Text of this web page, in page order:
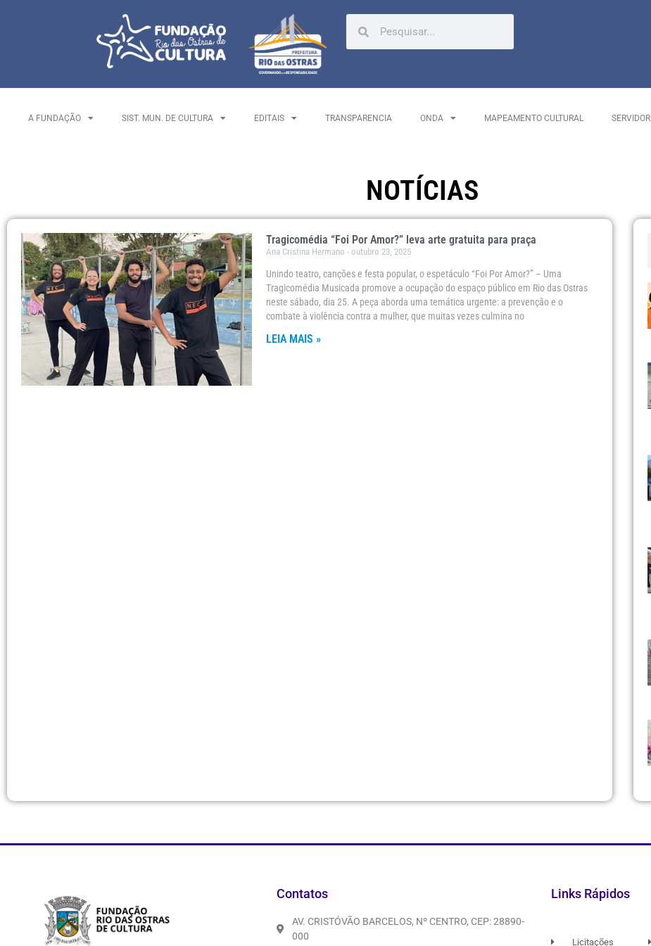
A FUNDAÇÃO SIST. MUN. DE CULTURA EDITAIS TRANSPARENCIA ONDA MAPEAMENTO CULTURAL SERVIDOR
NOTÍCIAS
Tragicomédia “Foi Por Amor?” leva arte gratuita para praça
Ana Cristina Hermano outubro 23, 2025
Unindo teatro, canções e festa popular, o espetáculo “Foi Por Amor?” – Uma
Tragicomédia Musicada promove a ocupação do espaço público em Rio das Ostras
neste sábado, dia 25. A peça aborda uma temática urgente: a prevenção e o
combate à violência contra a mulher, que muitas vezes culmina no
LEIA MAIS »
Contatos
AV. CRISTÓVÃO BARCELOS, Nº CENTRO, CEP: 28890-
000
Links Rápidos
Licitações